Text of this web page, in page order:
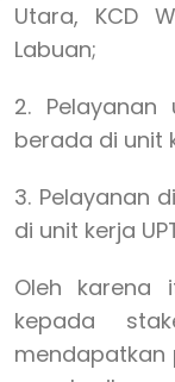
Utara, KCD
Labuan;
2.
berada di unit
3. Pelayanan
di unit kerja
Oleh karena
kepada
mendapatkan